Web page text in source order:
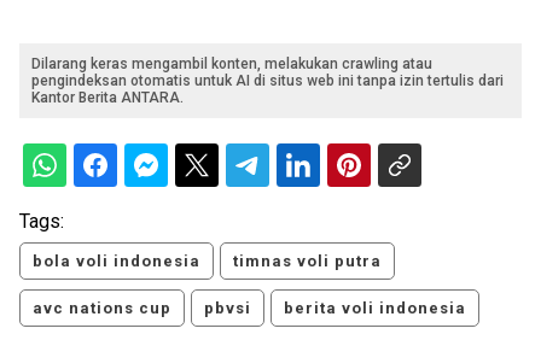
Dilarang keras mengambil konten, melakukan crawling atau
pengindeksan otomatis untuk AI di situs web ini tanpa izin tertulis dari
Kantor Berita ANTARA.
Tags:
bola voli indonesia timnas voli putra
avc nations cup pbvsi berita voli indonesia